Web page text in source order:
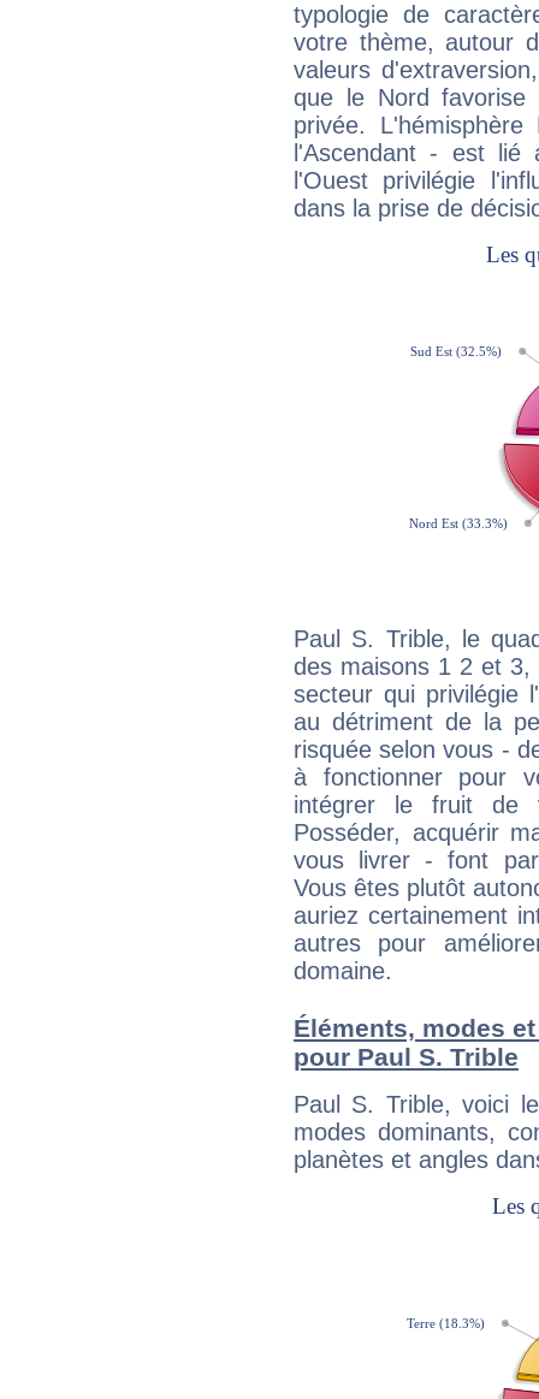
typologie de
votre thème, autour
valeurs
que le Nord favorise
privée.
l'Ascendant - est
l'Ouest privilégie
dans la prise de
Paul S. Trible, le
des maisons 1 2 et
secteur qui privilégie
au détriment de la
risquée selon vous -
à fonctionner pour
intégrer le fruit de
Posséder, acquérir
vous livrer - font
Vous êtes plutôt
auriez certainement
autres pour
domaine.
Éléments, modes
pour Paul S. Trible
Paul S. Trible, voici
modes dominants,
planètes et angles